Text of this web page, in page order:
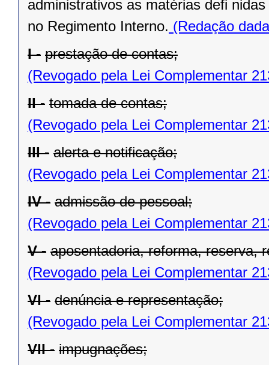
administrativos as matérias defi
no Regimento Interno. (Redação
I - prestação de contas;
(Revogado pela Lei Complementar
II - tomada de contas;
(Revogado pela Lei Complementar
III - alerta e notificação;
(Revogado pela Lei Complementar
IV - admissão de pessoal;
(Revogado pela Lei Complementar
V - aposentadoria, reforma, reserva,
(Revogado pela Lei Complementar
VI - denúncia e representação;
(Revogado pela Lei Complementar
VII - impugnações;